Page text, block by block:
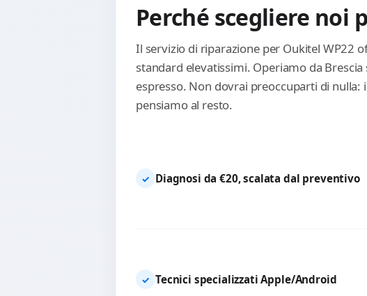
Perché scegliere noi
Il servizio di riparazione per Oukitel WP22
standard elevatissimi. Operiamo da
espresso. Non dovrai preoccuparti di nulla:
pensiamo al resto.
✓ Diagnosi da €20, scalata dal preventivo
✓ Tecnici specializzati Apple/Android